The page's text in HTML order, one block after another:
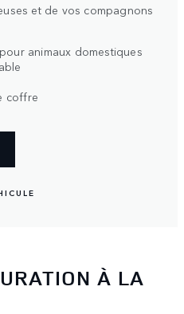
et de vos compagnons
animaux domestiques
coffre
À LA